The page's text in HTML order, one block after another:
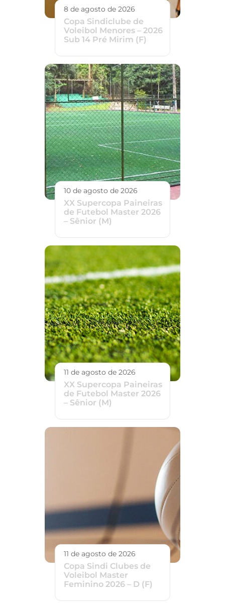
8 de agosto de 2026
Copa Sindiclube de
Voleibol Menores – 2026
Sub 14 Pré Mirim (F)
10 de agosto de 2026
XX Supercopa Paineiras
de Futebol Master 2026
– Sênior (M)
11 de agosto de 2026
XX Supercopa Paineiras
de Futebol Master 2026
– Sênior (M)
11 de agosto de 2026
Copa Sindi Clubes de
Voleibol Master
Feminino 2026 – D (F)